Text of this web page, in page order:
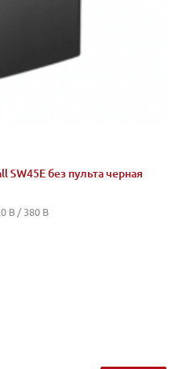
SW45E без пульта черная
В / 380 В